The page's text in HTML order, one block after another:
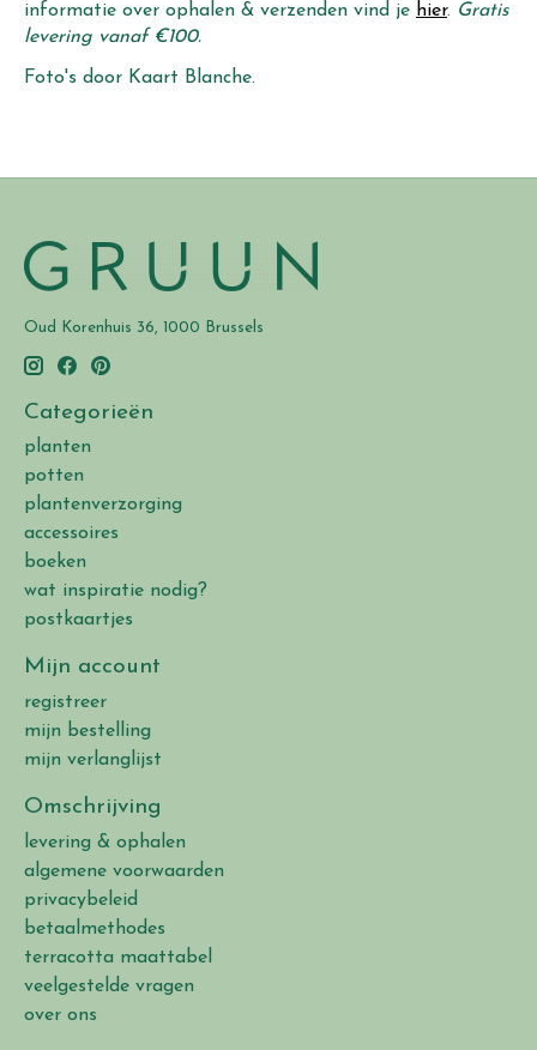
informatie over ophalen & verzenden vind je hier. Gratis
levering vanaf €100.
Foto's door Kaart Blanche.
Oud Korenhuis 36, 1000 Brussels
Categorieën
planten
potten
plantenverzorging
accessoires
boeken
wat inspiratie nodig?
postkaartjes
Mijn account
registreer
mijn bestelling
mijn verlanglijst
Omschrijving
levering & ophalen
algemene voorwaarden
privacybeleid
betaalmethodes
terracotta maattabel
veelgestelde vragen
over ons